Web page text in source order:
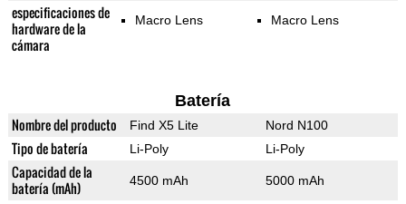
especificaciones de
hardware de la
cámara
Macro Lens Macro Lens
Batería
Nombre del producto Find X5 Lite Nord N100
Tipo de batería Li-Poly Li-Poly
Capacidad de la
batería (mAh)
4500 mAh 5000 mAh